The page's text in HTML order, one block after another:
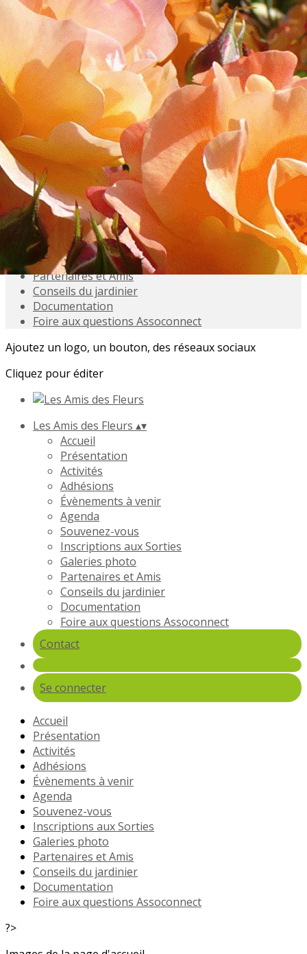
Exporter les lignes sélectionnées
Exporter toutes les colonnes
Exporter uniquement les colonnes affichées
Menu
<
>
Accueil
Présentation
Activités
Adhésions
Évènements à venir
Agenda
Souvenez-vous
Inscriptions aux Sorties
Galeries photo
Partenaires et Amis
Conseils du jardinier
Documentation
Foire aux questions Assoconnect
Ajoutez un logo, un bouton, des réseaux sociaux
Cliquez pour éditer
Les Amis des Fleurs ▴▾
Accueil
Présentation
Activités
Adhésions
Évènements à venir
Agenda
Souvenez-vous
Inscriptions aux Sorties
Galeries photo
Partenaires et Amis
Conseils du jardinier
Documentation
Foire aux questions Assoconnect
Contact
Se connecter
Accueil
Présentation
Activités
Adhésions
Évènements à venir
Agenda
Souvenez-vous
Inscriptions aux Sorties
Galeries photo
Partenaires et Amis
Conseils du jardinier
Documentation
Foire aux questions Assoconnect
?>